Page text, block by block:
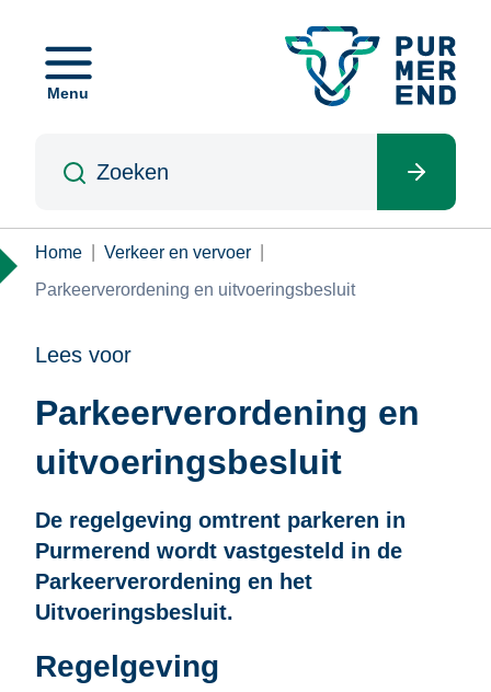
naarMenu
Kruimelpad
Home
Verkeer en vervoer
Parkeerverordening en uitvoeringsbesluit
Lees voor
Parkeerverordening en
uitvoeringsbesluit
De regelgeving omtrent parkeren in
Purmerend wordt vastgesteld in de
Parkeerverordening en het
Uitvoeringsbesluit.
Regelgeving